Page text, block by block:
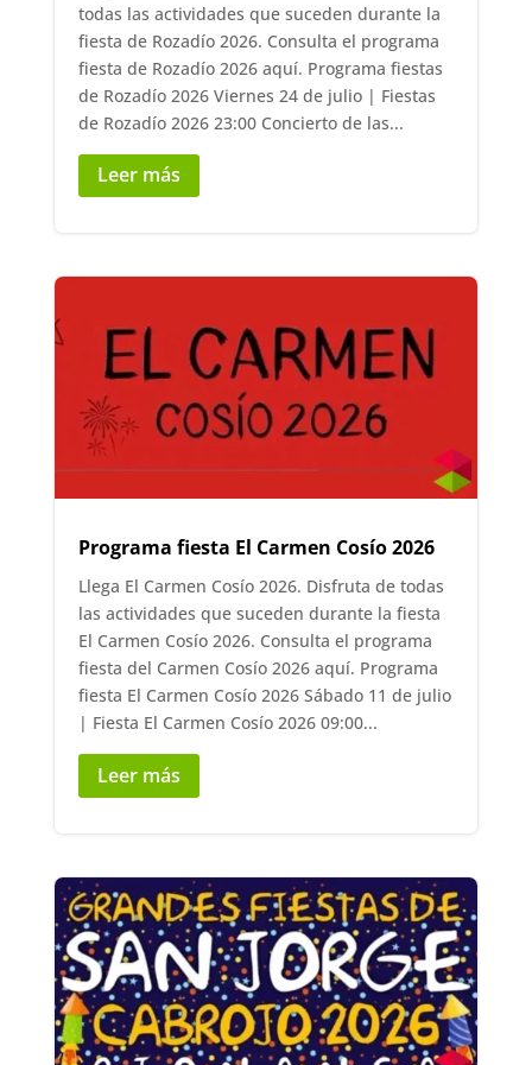
todas las actividades que suceden durante la
fiesta de Rozadío 2026. Consulta el programa
fiesta de Rozadío 2026 aquí. Programa fiestas
de Rozadío 2026 Viernes 24 de julio | Fiestas
de Rozadío 2026 23:00 Concierto de las...
Leer más
Programa fiesta El Carmen Cosío 2026
Llega El Carmen Cosío 2026. Disfruta de todas
las actividades que suceden durante la fiesta
El Carmen Cosío 2026. Consulta el programa
fiesta del Carmen Cosío 2026 aquí. Programa
fiesta El Carmen Cosío 2026 Sábado 11 de julio
| Fiesta El Carmen Cosío 2026 09:00...
Leer más